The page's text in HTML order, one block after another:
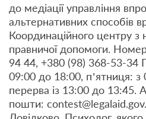
до медіації управління
альтернативних способів
Координаційного центру з
правничої допомоги.
94 44, +380 (98) 368-53-34
09:00 до 18:00, п’ятниця: з
перерва із 13:00 до 13:45.
пошти: